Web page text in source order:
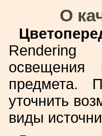
О
освещения
предмета.
уточнить
виды